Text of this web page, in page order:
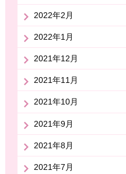
2022年2月
2022年1月
2021年12月
2021年11月
2021年10月
2021年9月
2021年8月
2021年7月